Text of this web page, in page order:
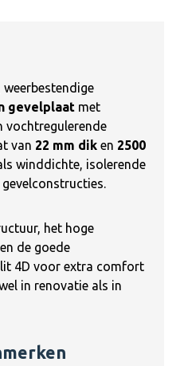
weerbestendige
gevelplaat met
vochtregulerende
van 22 mm dik en 2500
winddichte, isolerende
het hoge
de goede
4D voor extra comfort
in renovatie als in